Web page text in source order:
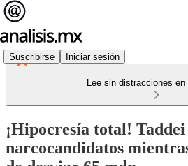
Suscribirse Iniciar sesión
Lee sin distracciones
¡Hipocresía total!
narcocandidatos